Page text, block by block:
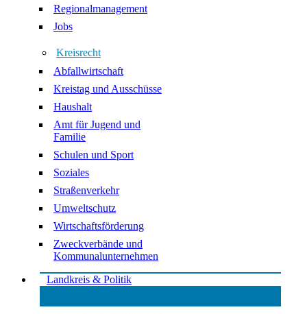
Regionalmanagement
Jobs
Kreisrecht
Abfallwirtschaft
Kreistag und Ausschüsse
Haushalt
Amt für Jugend und
Familie
Schulen und Sport
Soziales
Straßenverkehr
Umweltschutz
Wirtschaftsförderung
Zweckverbände und
Kommunalunternehmen
Landkreis & Politik